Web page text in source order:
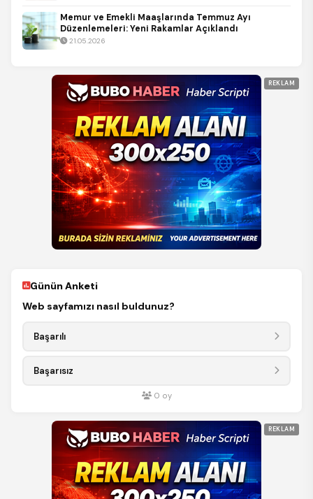
Memur ve Emekli Maaşlarında Temmuz Ayı
Düzenlemeleri: Yeni Rakamlar Açıklandı
21.05.2026
REKLAM
Günün Anketi
Web sayfamızı nasıl buldunuz?
Başarılı
Başarısız
0 oy
REKLAM